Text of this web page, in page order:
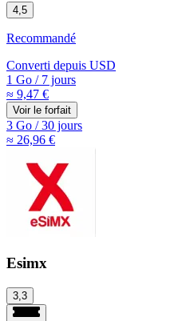
4,5
Recommandé
Converti depuis USD
1 Go /7 jours
≈ 9,47 €
Voir le forfait
3 Go /30 jours
≈ 26,96 €
Esimx
3,3